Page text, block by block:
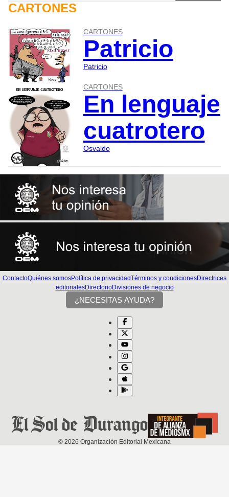
CARTONES
CARTONES
Patricio
Patricio
CARTONES
En lenguaje
cuatrotero
Osvaldo
ContactoQuiénes somosPolítica de privacidadTérminos y condicionesDirectrices
editorialesDirectorioDivisiones de negocio
¿NECESITAS AYUDA?
© 2026 Organización Editorial Mexicana